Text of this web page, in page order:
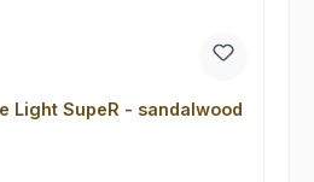
Light SupeR - sandalwood